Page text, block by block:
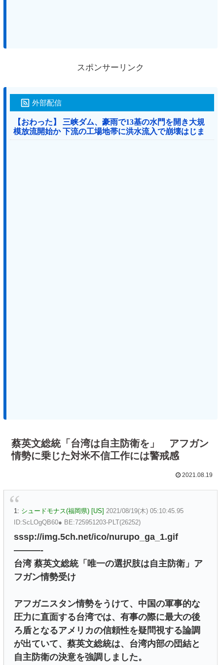
スポンサーリンク
外部配信
【おわった】 三峡ダム、豪雨で13基の水門を開き大規
模放流開始か 下流の工場地帯に洪水流入で崩壊はじま
る
蔡英文総統「台湾は自主防衛を」 アフガン
情勢に乗じた対米不信工作には警戒感
2021.08.19
1: シュードモナス(福岡県) [US] 2021/08/19(木) 05:10:45.95
ID:ScLOgQB60● BE:725951203-PLT(26252)
sssp://img.5ch.net/ico/nurupo_ga_1.gif
———-
台湾 蔡英文総統「唯一の選択肢は自主防衛」ア
フガン情勢受け
アフガニスタン情勢をうけて、中国の軍事的な
圧力に直面する台湾では、有事の際に最大の後
ろ盾となるアメリカの信頼性を疑問視する論調
が出ていて、蔡英文総統は、台湾内部の団結と
自主防衛の決意を強調しました。